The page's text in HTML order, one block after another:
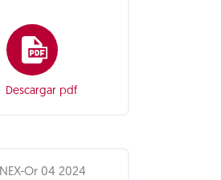
Descargar pdf
INEX-Or 04 2024